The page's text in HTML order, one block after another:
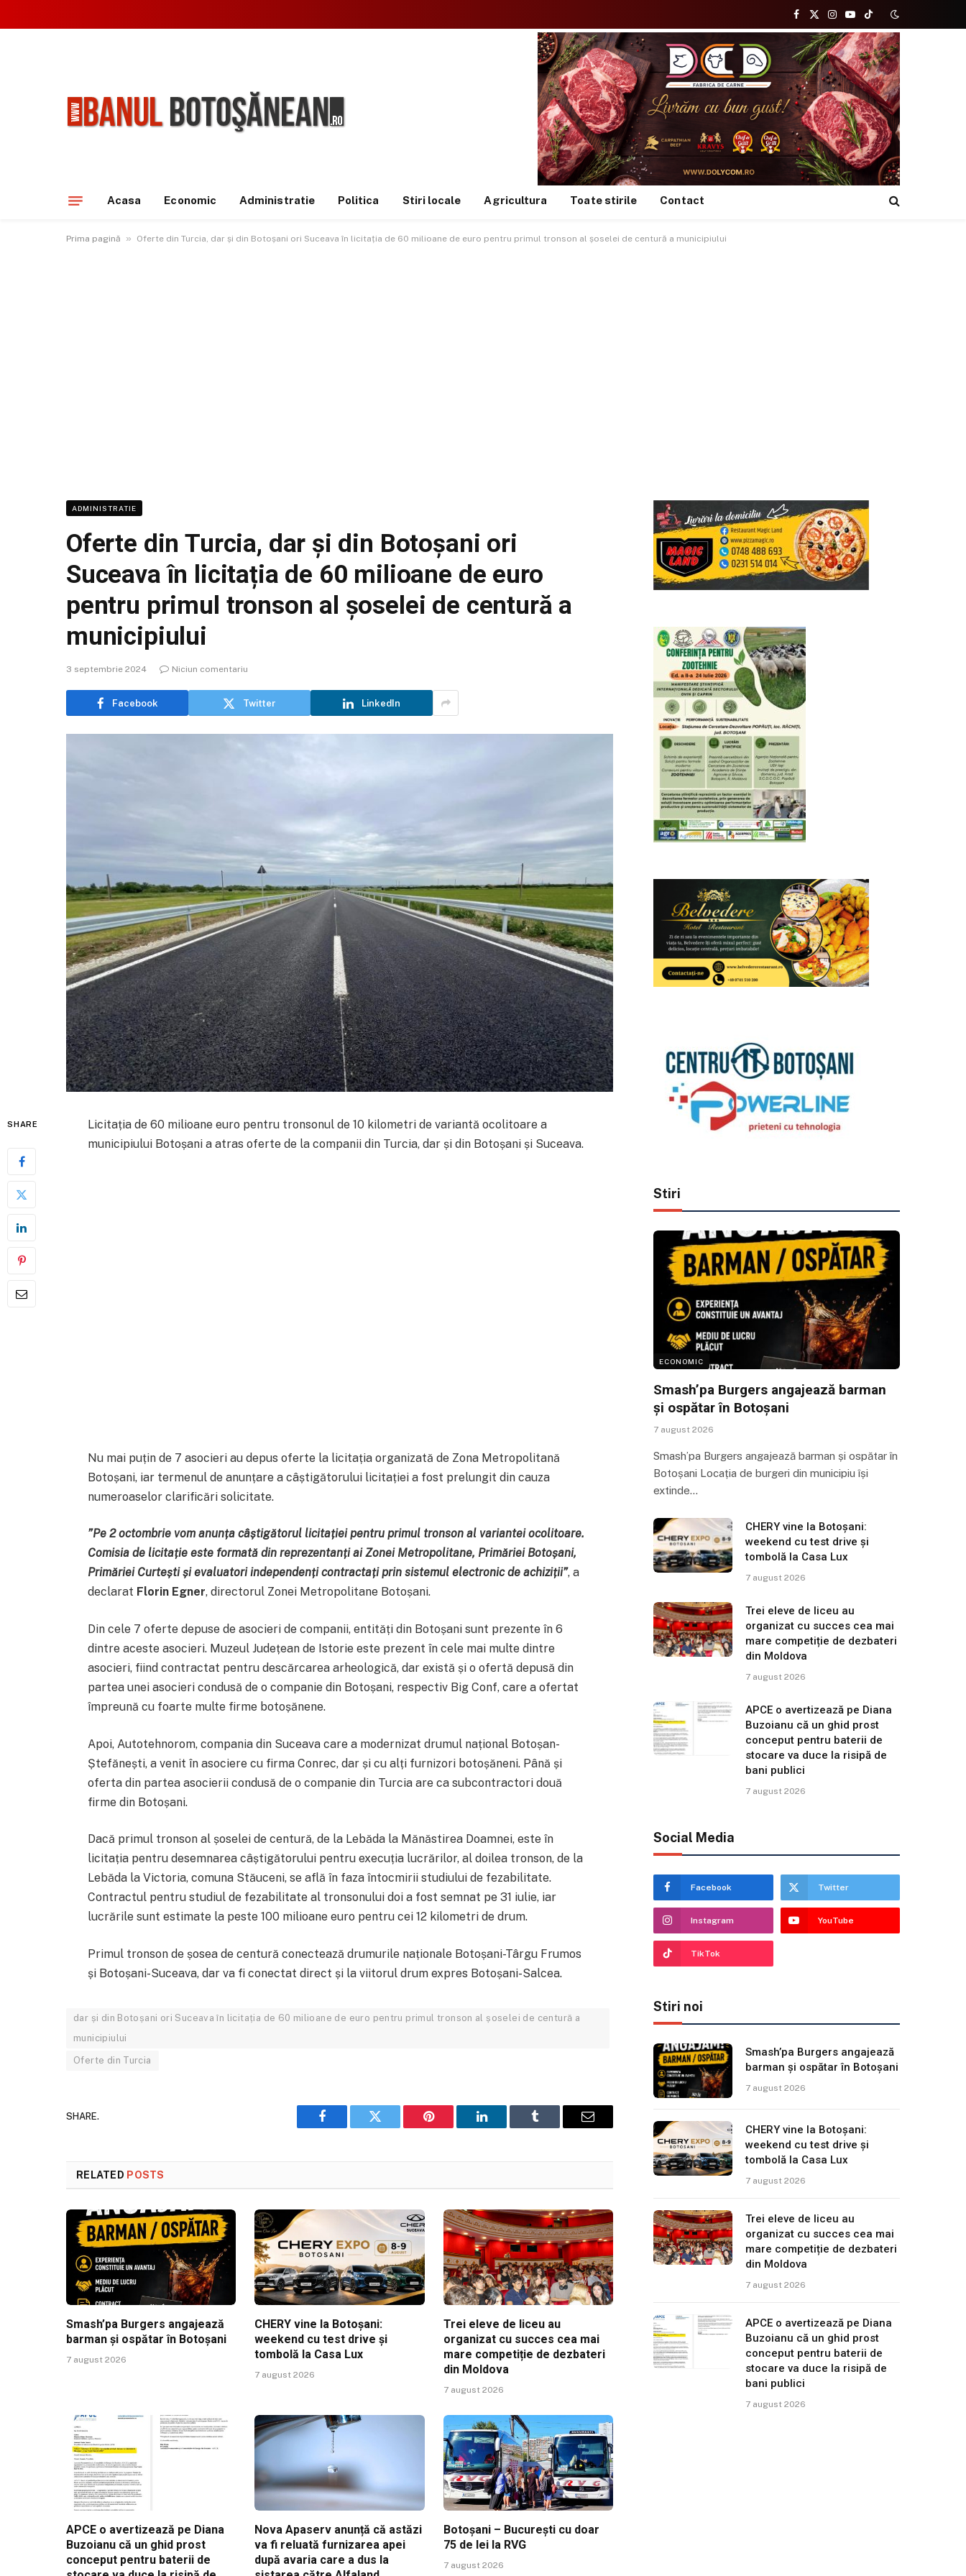
Facebook
X
(Twitter)
Instagram
YouTubeTikTok
Acasa Economic Administratie Politica Stiri locale Agricultura Toate stirile Contact
Prima pagină » Oferte din Turcia, dar și din Botoșani ori Suceava în licitația de 60 milioane de euro pentru primul tronson al șoselei de centură a municipiului
ADMINISTRATIE
Oferte din Turcia, dar și din Botoșani ori
Suceava în licitația de 60 milioane de euro
pentru primul tronson al șoselei de centură a
municipiului
3 septembrie 2024 Niciun comentariu
Facebook Twitter LinkedIn
SHARE
Licitația de 60 milioane euro pentru tronsonul de 10 kilometri de variantă ocolitoare a
municipiului Botoșani a atras oferte de la companii din Turcia, dar și din Botoșani și Suceava.
Nu mai puțin de 7 asocieri au depus oferte la licitația organizată de Zona Metropolitană
Botoșani, iar termenul de anunțare a câștigătorului licitației a fost prelungit din cauza
numeroaselor clarificări solicitate.
”Pe 2 octombrie vom anunța câștigătorul licitației pentru primul tronson al variantei ocolitoare.
Comisia de licitație este formată din reprezentanți ai Zonei Metropolitane, Primăriei Botoșani,
Primăriei Curtești și evaluatori independenți contractați prin sistemul electronic de achiziții”, a
declarat Florin Egner, directorul Zonei Metropolitane Botoșani.
Din cele 7 oferte depuse de asocieri de companii, entități din Botoșani sunt prezente în 6
dintre aceste asocieri. Muzeul Județean de Istorie este prezent în cele mai multe dintre
asocieri, fiind contractat pentru descărcarea arheologică, dar există și o ofertă depusă din
partea unei asocieri condusă de o companie din Botoșani, respectiv Big Conf, care a ofertat
împreună cu foarte multe firme botoșănene.
Apoi, Autotehnorom, compania din Suceava care a modernizat drumul național Botoșan-
Ștefănești, a venit în asociere cu firma Conrec, dar și cu alți furnizori botoșăneni. Până și
oferta din partea asocierii condusă de o companie din Turcia are ca subcontractori două
firme din Botoșani.
Dacă primul tronson al șoselei de centură, de la Lebăda la Mănăstirea Doamnei, este în
licitația pentru desemnarea câștigătorului pentru execuția lucrărilor, al doilea tronson, de la
Lebăda la Victoria, comuna Stăuceni, se află în faza întocmirii studiului de fezabilitate.
Contractul pentru studiul de fezabilitate al tronsonului doi a fost semnat pe 31 iulie, iar
lucrările sunt estimate la peste 100 milioane euro pentru cei 12 kilometri de drum.
Primul tronson de șosea de centură conectează drumurile naționale Botoșani-Târgu Frumos
și Botoșani-Suceava, dar va fi conectat direct și la viitorul drum expres Botoșani-Salcea.
dar și din Botoșani ori Suceava în licitația de 60 milioane de euro pentru primul tronson al șoselei de centură a
municipiului
Oferte din Turcia
SHARE.
Facebook Twitter Pinterest LinkedIn Tumblr Email
RELATED POSTS
Smash’pa Burgers angajează
barman și ospătar în Botoșani
7 august 2026
CHERY vine la Botoșani:
weekend cu test drive și
tombolă la Casa Lux
7 august 2026
Trei eleve de liceu au
organizat cu succes cea mai
mare competiție de dezbateri
din Moldova
7 august 2026
APCE o avertizează pe Diana
Buzoianu că un ghid prost
conceput pentru baterii de
Nova Apaserv anunță că astăzi
va fi reluată furnizarea apei
după avaria care a dus la
Botoșani – București cu doar
75 de lei la RVG
7 august 2026
Stiri
ECONOMIC
Smash’pa Burgers angajează barman
și ospătar în Botoșani
7 august 2026
Smash’pa Burgers angajează barman și ospătar în
Botoșani Locația de burgeri din municipiu își
extinde…
CHERY vine la Botoșani:
weekend cu test drive și
tombolă la Casa Lux
7 august 2026
Trei eleve de liceu au
organizat cu succes cea mai
mare competiție de dezbateri
din Moldova
7 august 2026
APCE o avertizează pe Diana
Buzoianu că un ghid prost
conceput pentru baterii de
stocare va duce la risipă de
bani publici
7 august 2026
Social Media
Facebook Twitter
Instagram YouTube
TikTok
Stiri noi
Smash’pa Burgers angajează
barman și ospătar în Botoșani
7 august 2026
CHERY vine la Botoșani:
weekend cu test drive și
tombolă la Casa Lux
7 august 2026
Trei eleve de liceu au
organizat cu succes cea mai
mare competiție de dezbateri
din Moldova
7 august 2026
APCE o avertizează pe Diana
Buzoianu că un ghid prost
conceput pentru baterii de
stocare va duce la risipă de
bani publici
7 august 2026